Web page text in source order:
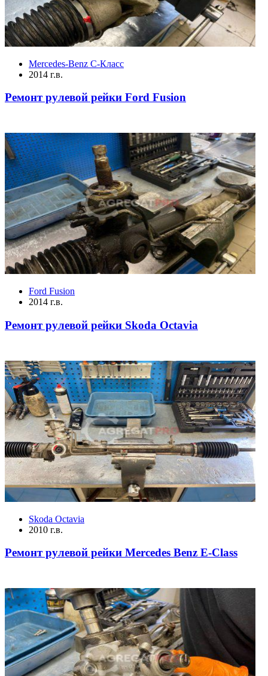
Mercedes-Benz C-Класс
2014 г.в.
Ремонт рулевой рейки Ford Fusion
Ford Fusion
2014 г.в.
Ремонт рулевой рейки Skoda Octavia
Skoda Octavia
2010 г.в.
Ремонт рулевой рейки Mercedes Benz E-Class